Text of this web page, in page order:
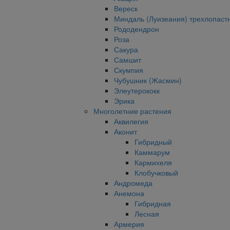
Вереск
Миндаль (Луизеания)
Рододендрон
Роза
Сакура
Самшит
Скумпия
Чубушник (Жасмин)
Элеутерококк
Эрика
Многолетние растения
Аквилегия
Аконит
Гибридный
Каммарум
Кармихеля
Клобучковый
Андромеда
Анемона
Гибридная
Лесная
Армерия